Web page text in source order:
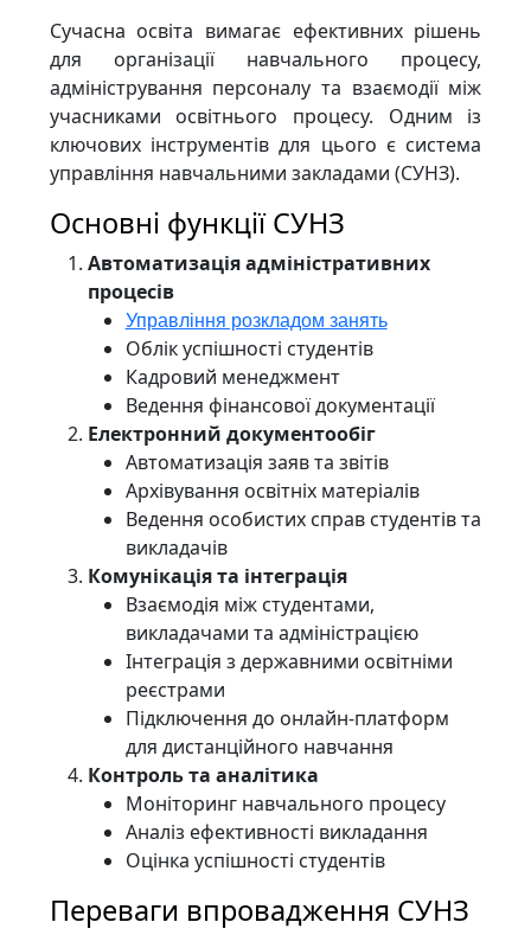
Сучасна освіта вимагає ефективних рішень
для організації навчального процесу,
адміністрування персоналу та взаємодії між
учасниками освітнього процесу. Одним із
ключових інструментів для цього є система
управління навчальними закладами (СУНЗ).
Основні функції СУНЗ
Автоматизація адміністративних
процесів
Управління розкладом занять
Облік успішності студентів
Кадровий менеджмент
Ведення фінансової документації
Електронний документообіг
Автоматизація заяв та звітів
Архівування освітніх матеріалів
Ведення особистих справ студентів та
викладачів
Комунікація та інтеграція
Взаємодія між студентами,
викладачами та адміністрацією
Інтеграція з державними освітніми
реєстрами
Підключення до онлайн-платформ
для дистанційного навчання
Контроль та аналітика
Моніторинг навчального процесу
Аналіз ефективності викладання
Оцінка успішності студентів
Переваги впровадження СУНЗ